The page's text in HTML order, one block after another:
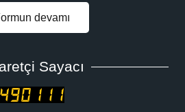
devamı
Sayacı